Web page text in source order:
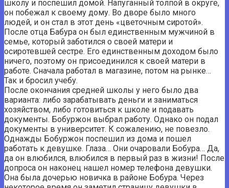
школу и поспешил домой. Напуганный толпой в округе,
он побежал к своему дому. Во дворе было много
людей, и он стал в этот день «цветочным сиротой».
После отца Бабура он был единственным мужчиной в
семье, который заботился о своей матери и
осиротевшей сестре. Его единственным доходом было
ничего, поэтому он присоединился к своей матери в
работе. Сначала работал в магазине, потом на рынке…
Так и бросил учебу.
После окончания средней школы у него было два
варианта: либо зарабатывать деньги и заниматься
хозяйством, либо готовиться к школе и подавать
документы. Бобуржон выбрал работу. Однако он подал
документы в университет. К сожалению, не повезло.
Однажды Бобуржон поспешил из дома и пошел
работать к девушке. Глаза… Они очаровали Бобура… Да,
да он влюбился, влюбился в первый раз в жизни! После
допроса он наконец нашел номер телефона девушки.
Она была дочерью новичка в районе Бобура. Через